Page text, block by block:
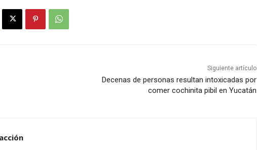
Siguiente artículo
Decenas de personas resultan intoxicadas por
comer cochinita pibil en Yucatán